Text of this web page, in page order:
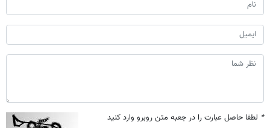
* لطفا حاصل عبارت را در جعبه متن روبرو وارد کنید